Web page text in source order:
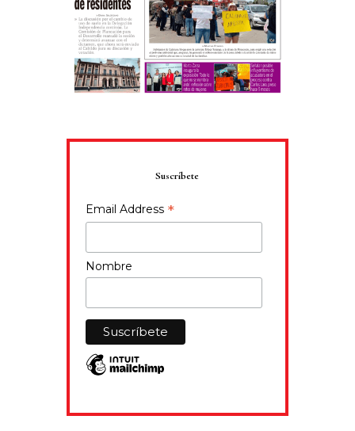
Suscríbete
Email Address *
Nombre